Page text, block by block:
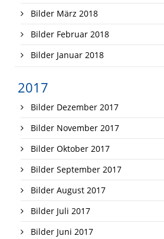
Bilder März 2018
Bilder Februar 2018
Bilder Januar 2018
2017
Bilder Dezember 2017
Bilder November 2017
Bilder Oktober 2017
Bilder September 2017
Bilder August 2017
Bilder Juli 2017
Bilder Juni 2017